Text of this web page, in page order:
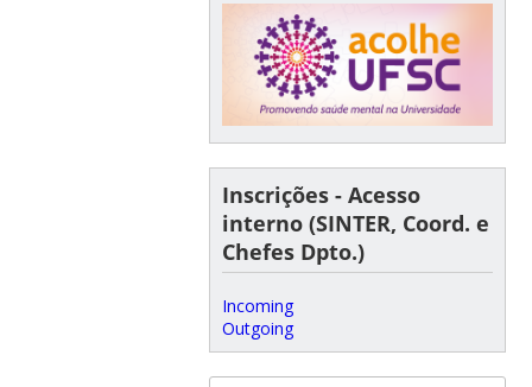
Inscrições - Acesso
interno (SINTER, Coord. e
Chefes Dpto.)
Incoming
Outgoing